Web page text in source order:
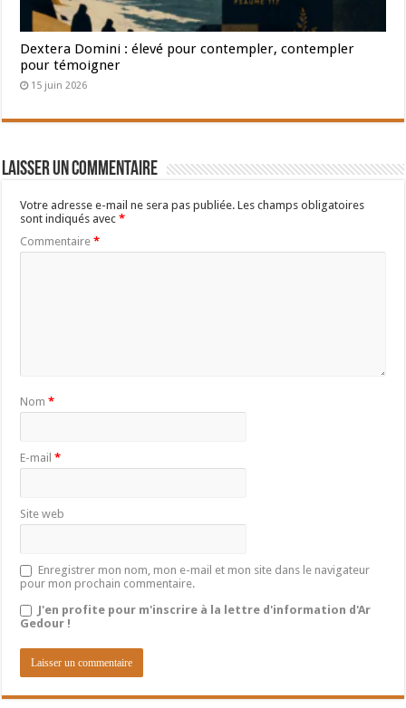
Dextera Domini : élevé pour contempler, contempler
pour témoigner
15 juin 2026
Laisser un commentaire
Votre adresse e-mail ne sera pas publiée. Les champs obligatoires
sont indiqués avec*
Commentaire*
Nom*
E-mail*
Site web
Enregistrer mon nom, mon e-mail et mon site dans le navigateur
pour mon prochain commentaire.
J'en profite pour m'inscrire à la lettre d'information d'Ar
Gedour !